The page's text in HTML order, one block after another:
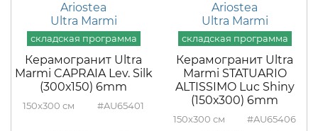
Ariostea
Ultra Marmi
Керамогранит Ultra
Marmi CAPRAIA Lev. Silk
(300х150) 6mm
150x300 #AU65401
Ariostea
Ultra Marmi
Керамогранит Ultra
Marmi STATUARIO
ALTISSIMO Luc Shiny
(150х300) 6mm
150x300 #AU65406